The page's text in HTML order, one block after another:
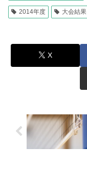
2014年度 大会結果
X